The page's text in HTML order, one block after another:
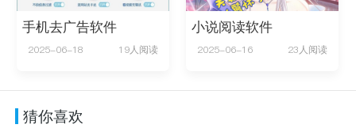
手机去广告软件
2025-06-18 19人阅读
小说阅读软件
2025-06-16 23人阅读
猜你喜欢